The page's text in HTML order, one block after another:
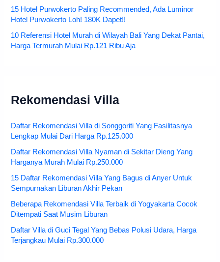
15 Hotel Purwokerto Paling Recommended, Ada Luminor
Hotel Purwokerto Loh! 180K Dapet!!
10 Referensi Hotel Murah di Wilayah Bali Yang Dekat Pantai,
Harga Termurah Mulai Rp.121 Ribu Aja
Rekomendasi Villa
Daftar Rekomendasi Villa di Songgoriti Yang Fasilitasnya
Lengkap Mulai Dari Harga Rp.125.000
Daftar Rekomendasi Villa Nyaman di Sekitar Dieng Yang
Harganya Murah Mulai Rp.250.000
15 Daftar Rekomendasi Villa Yang Bagus di Anyer Untuk
Sempurnakan Liburan Akhir Pekan
Beberapa Rekomendasi Villa Terbaik di Yogyakarta Cocok
Ditempati Saat Musim Liburan
Daftar Villa di Guci Tegal Yang Bebas Polusi Udara, Harga
Terjangkau Mulai Rp.300.000